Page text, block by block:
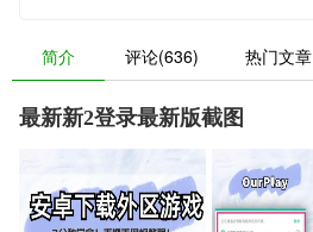
简介 评论(636) 热门文章
最新新2登录最新版截图